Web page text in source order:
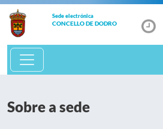
Sede electrónica
CONCELLO DE DODRO
Sobre a sede